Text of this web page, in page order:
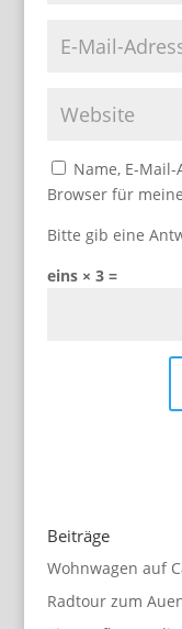
Name, E-
Browser für
Bitte gib eine
eins × 3 =
Beiträge
Wohnwagen auf
Radtour zum